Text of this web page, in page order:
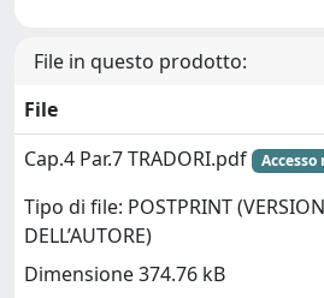
File in questo prodotto:
File
Cap.4 Par.7 TRADORI.pdf
Tipo di file: POSTPRINT
DELL’AUTORE)
Dimensione 374.76 kB